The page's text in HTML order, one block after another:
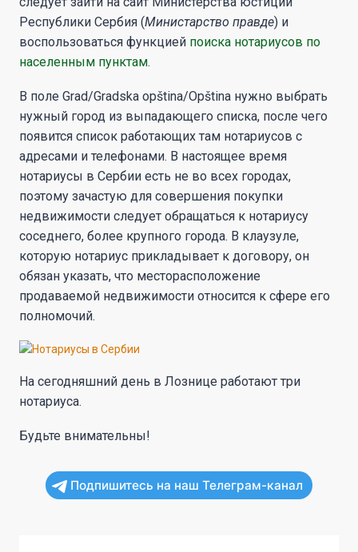
Республики Сербия (Министарство правде) и
воспользоваться функцией поиска нотариусов по
населенным пунктам.
В поле Grad/Gradska opština/Opština нужно выбрать
нужный город из выпадающего списка, после чего
появится список работающих там нотариусов с
адресами и телефонами. В настоящее время
нотариусы в Сербии есть не во всех городах,
поэтому зачастую для совершения покупки
недвижимости следует обращаться к нотариусу
соседнего, более крупного города. В клаузуле,
которую нотариус прикладывает к договору, он
обязан указать, что месторасположение
продаваемой недвижимости относится к сфере его
полномочий.
На сегодняшний день в Лознице работают три
нотариуса.
Будьте внимательны!
Подпишитесь на наш Телеграм-канал